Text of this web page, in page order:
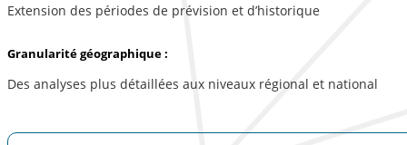
Extension des périodes de prévision et d’historique
Granularité géographique :
Des analyses plus détaillées aux niveaux régional et national